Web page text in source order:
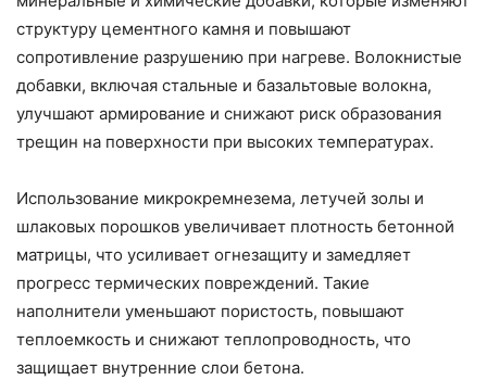
структуру цементного камня и повышают
сопротивление разрушению при нагреве. Волокнистые
добавки, включая стальные и базальтовые волокна,
улучшают армирование и снижают риск образования
трещин на поверхности при высоких температурах.
Использование микрокремнезема, летучей золы и
шлаковых порошков увеличивает плотность бетонной
матрицы, что усиливает огнезащиту и замедляет
прогресс термических повреждений. Такие
наполнители уменьшают пористость, повышают
теплоемкость и снижают теплопроводность, что
защищает внутренние слои бетона.